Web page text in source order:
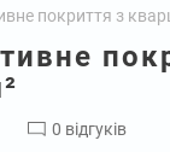
покриття з
0 відгуків